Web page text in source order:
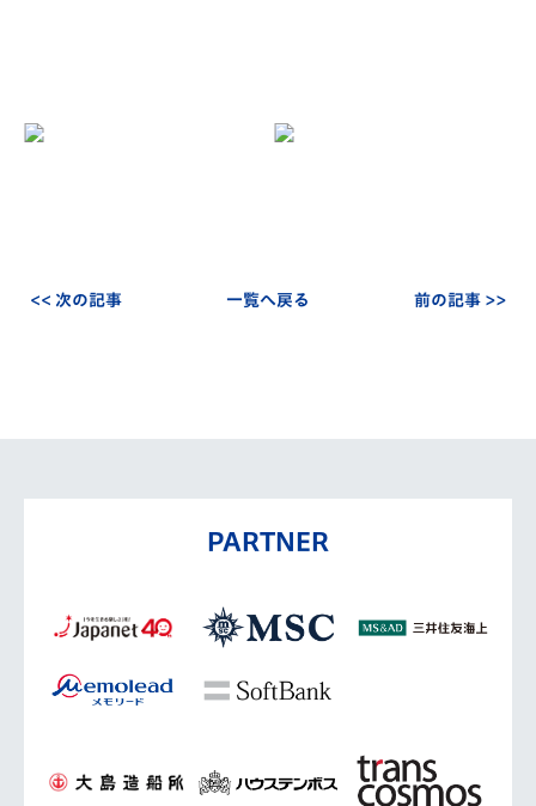
<< 次の記事 一覧へ戻る 前の記事 >>
PARTNER